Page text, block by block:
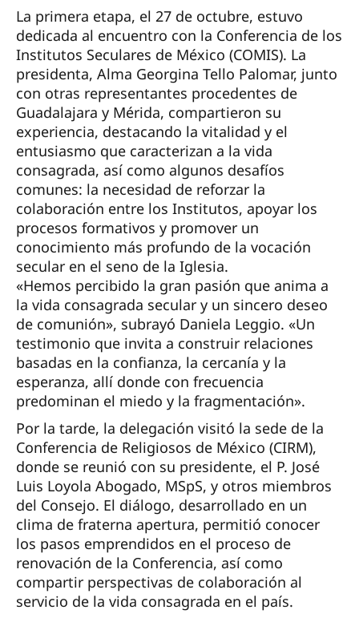
La primera etapa, el 27 de octubre, estuvo
dedicada al encuentro con la Conferencia de los
Institutos Seculares de México (COMIS). La
presidenta, Alma Georgina Tello Palomar, junto
con otras representantes procedentes de
Guadalajara y Mérida, compartieron su
experiencia, destacando la vitalidad y el
entusiasmo que caracterizan a la vida
consagrada, así como algunos desafíos
comunes: la necesidad de reforzar la
colaboración entre los Institutos, apoyar los
procesos formativos y promover un
conocimiento más profundo de la vocación
secular en el seno de la Iglesia.
«Hemos percibido la gran pasión que anima a
la vida consagrada secular y un sincero deseo
de comunión», subrayó Daniela Leggio. «Un
testimonio que invita a construir relaciones
basadas en la confianza, la cercanía y la
esperanza, allí donde con frecuencia
predominan el miedo y la fragmentación».
Por la tarde, la delegación visitó la sede de la
Conferencia de Religiosos de México (CIRM),
donde se reunió con su presidente, el P. José
Luis Loyola Abogado, MSpS, y otros miembros
del Consejo. El diálogo, desarrollado en un
clima de fraterna apertura, permitió conocer
los pasos emprendidos en el proceso de
renovación de la Conferencia, así como
compartir perspectivas de colaboración al
servicio de la vida consagrada en el país.